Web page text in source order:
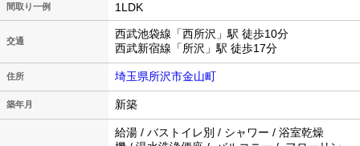
間取り一例 1LDK
交通
西武池袋線「西所沢」駅 徒歩10分
西武新宿線「所沢」駅 徒歩17分
住所 埼玉県所沢市金山町
築年月 新築
給湯 / バストイレ別 / シャワー / 浴室乾燥